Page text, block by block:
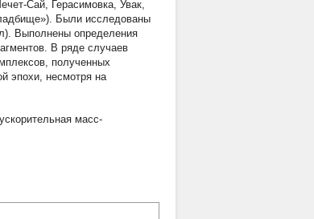
Сай, Герасимовка, Увак,
Были исследованы
Выполнены определения
В ряде случаев
полученных
эпохи, несмотря на
ускорительная масс-